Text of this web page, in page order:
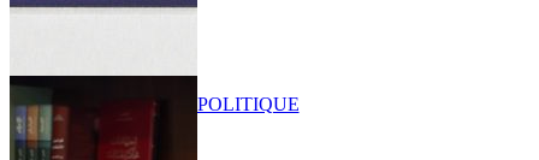
POLITIQUE